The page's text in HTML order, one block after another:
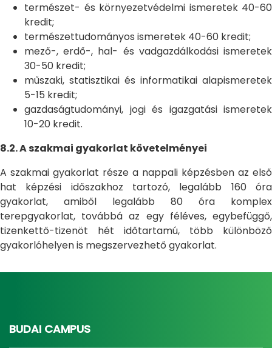
természet- és környezetvédelmi ismeretek 40-60
kredit;
természettudományos ismeretek 40-60 kredit;
mező-, erdő-, hal- és vadgazdálkodási ismeretek
30-50 kredit;
műszaki, statisztikai és informatikai alapismeretek
5-15 kredit;
gazdaságtudományi, jogi és igazgatási ismeretek
10-20 kredit.
8.2. A szakmai gyakorlat követelményei
A szakmai gyakorlat része a nappali képzésben az első
hat képzési időszakhoz tartozó, legalább 160 óra
gyakorlat, amiből legalább 80 óra komplex
terepgyakorlat, továbbá az egy féléves, egybefüggő,
tizenkettő-tizenöt hét időtartamú, több különböző
gyakorlóhelyen is megszervezhető gyakorlat.
BUDAI CAMPUS